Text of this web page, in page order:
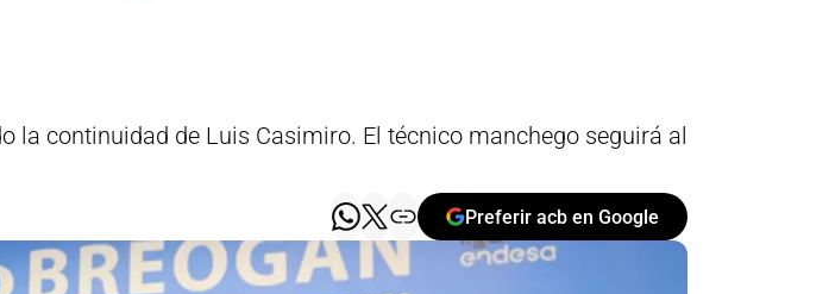
la continuidad de Luis Casimiro. El técnico manchego seguirá al
Preferir acb en Google